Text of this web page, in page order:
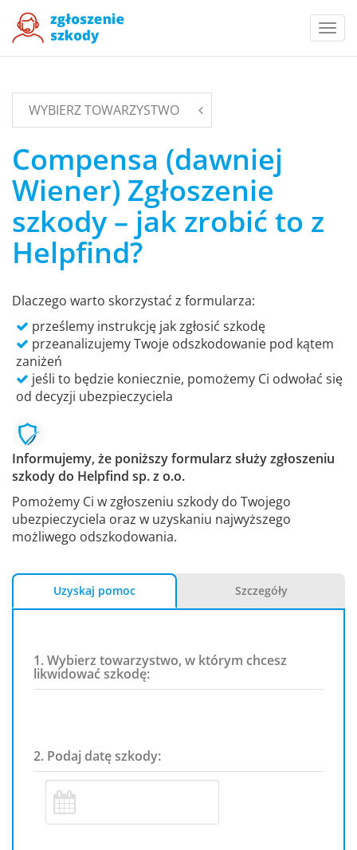
WYBIERZ TOWARZYSTWO
Compensa (dawniej
Wiener) Zgłoszenie
szkody – jak zrobić to z
Helpfind?
Dlaczego warto skorzystać z formularza:
prześlemy instrukcję jak zgłosić szkodę
przeanalizujemy Twoje odszkodowanie pod kątem
zaniżeń
jeśli to będzie koniecznie, pomożemy Ci odwołać się
od decyzji ubezpieczyciela
Informujemy, że poniższy formularz służy zgłoszeniu
szkody do Helpfind sp. z o.o.
Pomożemy Ci w zgłoszeniu szkody do Twojego
ubezpieczyciela oraz w uzyskaniu najwyższego
możliwego odszkodowania.
Uzyskaj pomoc Szczegóły
1. Wybierz towarzystwo, w którym chcesz
likwidować szkodę:
2. Podaj datę szkody: